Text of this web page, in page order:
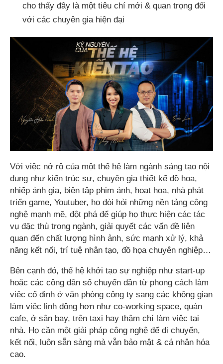
cho thấy đây là một tiêu chí mới & quan trọng đối
với các chuyên gia hiện đại
Với việc nở rộ của một thế hệ làm ngành sáng tạo nội
dung như kiến trúc sư, chuyên gia thiết kế đồ họa,
nhiếp ảnh gia, biên tập phim ảnh, hoạt họa, nhà phát
triển game, Youtuber, họ đòi hỏi những nền tảng công
nghệ mạnh mẽ, đột phá để giúp họ thực hiện các tác
vụ đặc thù trong ngành, giải quyết các vấn đề liên
quan đến chất lượng hình ảnh, sức mạnh xử lý, khả
năng kết nối, trí tuệ nhân tạo, đồ họa chuyên nghiệp…
Bên cạnh đó, thế hệ khởi tạo sự nghiệp như start-up
hoặc các công dân số chuyển dần từ phong cách làm
việc cố định ở văn phòng công ty sang các không gian
làm việc linh động hơn như co-working space, quán
cafe, ở sân bay, trên taxi hay thậm chí làm việc tại
nhà. Họ cần một giải pháp công nghệ để di chuyển,
kết nối, luôn sẵn sàng mà vẫn bảo mật & cá nhân hóa
cao.